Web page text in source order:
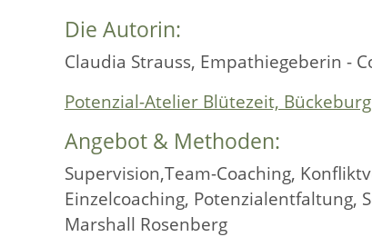
Die Autorin:
Claudia Strauss, Empathiegeberin -
Potenzial-Atelier Blütezeit, Bückeburg
Angebot & Methoden:
Supervision,Team-Coaching,
Einzelcoaching, Potenzialentfaltung,
Marshall Rosenberg